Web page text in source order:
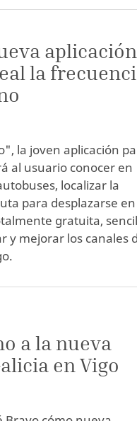
aplicación
la
la joven aplicación
al usuario conocer en
localizar la
para desplazarse en
gratuita,
y mejorar los canales
a la nueva
en Vigo